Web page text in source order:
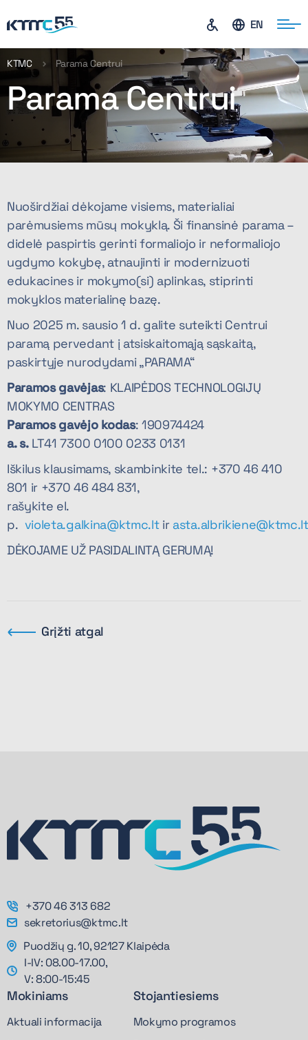
EN
KTMC Parama Centrui
Parama Centrui
Nuoširdžiai dėkojame visiems, materialiai
parėmusiems mūsų mokyklą. Ši finansinė parama –
didelė paspirtis gerinti formaliojo ir neformaliojo
ugdymo kokybę, atnaujinti ir modernizuoti
edukacines ir mokymo(si) aplinkas, stiprinti
mokyklos materialinę bazę.
Nuo 2025 m. sausio 1 d. galite suteikti Centrui
paramą pervedant į atsiskaitomąją sąskaitą,
paskirtyje nurodydami „PARAMA“
Paramos gavėjas: KLAIPĖDOS TECHNOLOGIJŲ
MOKYMO CENTRAS
Paramos gavėjo kodas: 190974424
a. s.LT41 7300 0100 0233 0131
Iškilus klausimams, skambinkite tel.: +370 46 410
801 ir +370 46 484 831,
rašykite el.
p. violeta.galkina@ktmc.ltir asta.albrikiene@ktmc.lt
DĖKOJAME UŽ PASIDALINTĄ GERUMĄ!
Grįžti atgal
+370 46 313 682
sekretorius@ktmc.lt
Puodžių g. 10, 92127 Klaipėda
I-IV: 08.00-17.00,
V: 8:00-15:45
Mokiniams
Aktuali informacija
Stojantiesiems
Mokymo programos